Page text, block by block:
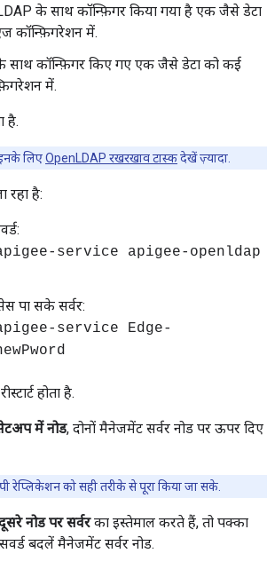
के साथ कॉन्फ़िगर किया गया है एक जैसे डेटा
कॉन्फ़िगरेशन में.
साथ कॉन्फ़िगर किए गए एक जैसे डेटा को कई
में.
है.
लिएOpenLDAP रखरखाव टास्कदेखें ज़्यादा.
रहा है:
service apigee-openldap
पा सके सर्वर:
service Edge-
होता है.
में नोड, दोनों मैनेजमेंट सर्वर नोड पर ऊपर दिए
रेप्लिकेशन को सही तरीके से पूरा किया जा सके.
नोड पर सर्वरका इस्तेमाल करते हैं, तो पक्का
बदलें मैनेजमेंट सर्वर नोड.